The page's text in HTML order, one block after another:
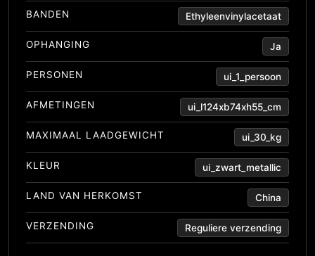
BANDEN Ethyleenvinylacetaat
OPHANGING Ja
PERSONEN ui_1_persoon
AFMETINGEN ui_l124xb74xh55_cm
MAXIMAAL LAADGEWICHT ui_30_kg
KLEUR ui_zwart_metallic
LAND VAN HERKOMST China
VERZENDING Reguliere verzending